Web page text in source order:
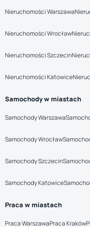
Nieruchomości Warszawa
Nieruchomości Wrocław
Nieruchomości Szczecin
Nieruchomości Katowice
Samochody w miastach
Samochody Warszawa
Samochody Wrocław
Samochody Szczecin
Samochody Katowice
Praca w miastach
Praca WarszawaPraca Kraków